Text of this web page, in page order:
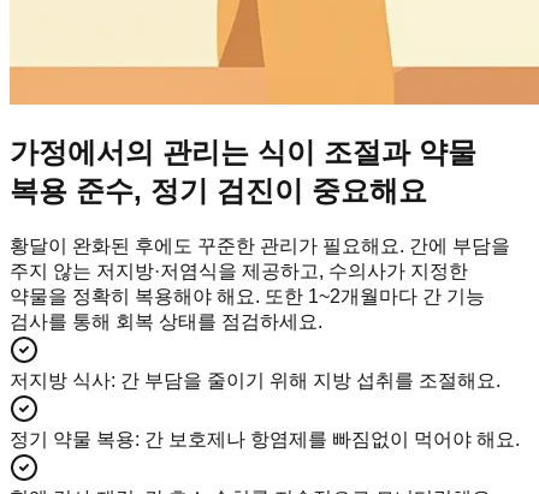
가정에서의 관리는 식이 조절과 약물
복용 준수, 정기 검진이 중요해요
황달이 완화된 후에도 꾸준한 관리가 필요해요. 간에 부담을
주지 않는 저지방·저염식을 제공하고, 수의사가 지정한
약물을 정확히 복용해야 해요. 또한 1~2개월마다 간 기능
검사를 통해 회복 상태를 점검하세요.
저지방 식사: 간 부담을 줄이기 위해 지방 섭취를 조절해요.
정기 약물 복용: 간 보호제나 항염제를 빠짐없이 먹어야 해요.